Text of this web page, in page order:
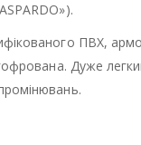
ПВХ,
Дуже